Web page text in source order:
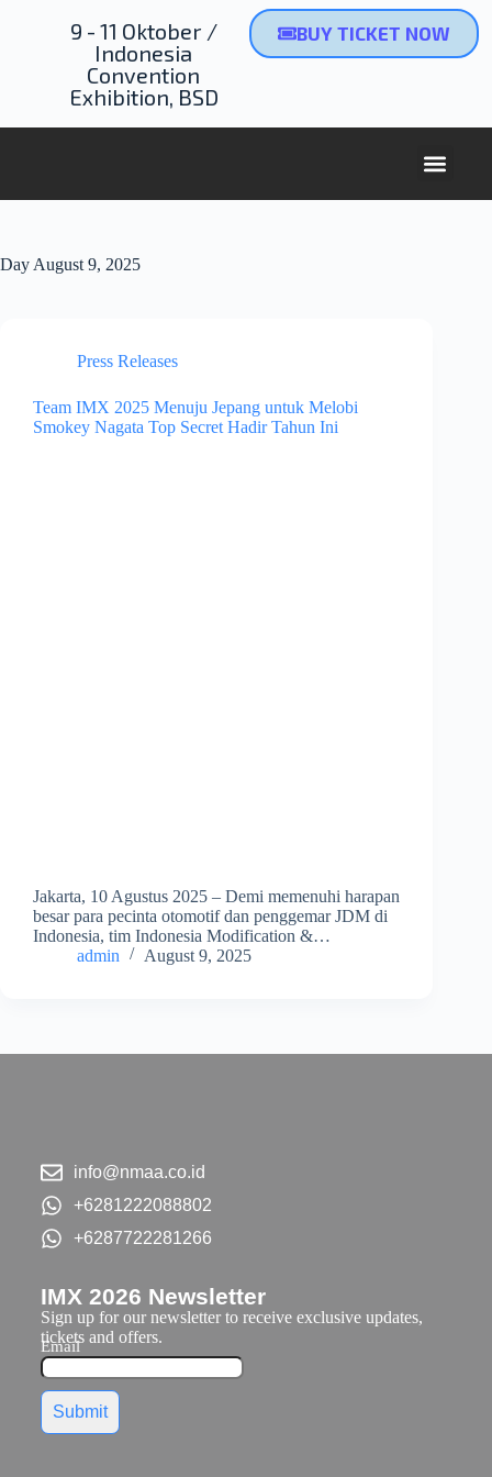
9 - 11 Oktober /
Indonesia
Convention
Exhibition, BSD
BUY TICKET NOW
Day August 9, 2025
Press Releases
Team IMX 2025 Menuju Jepang untuk Melobi
Smokey Nagata Top Secret Hadir Tahun Ini
Jakarta, 10 Agustus 2025 – Demi memenuhi harapan
besar para pecinta otomotif dan penggemar JDM di
Indonesia, tim Indonesia Modification &…
admin
August 9, 2025
info@nmaa.co.id
+6281222088802
+6287722281266
IMX 2026 Newsletter
Sign up for our newsletter to receive exclusive updates,
tickets and offers.
Email
Submit